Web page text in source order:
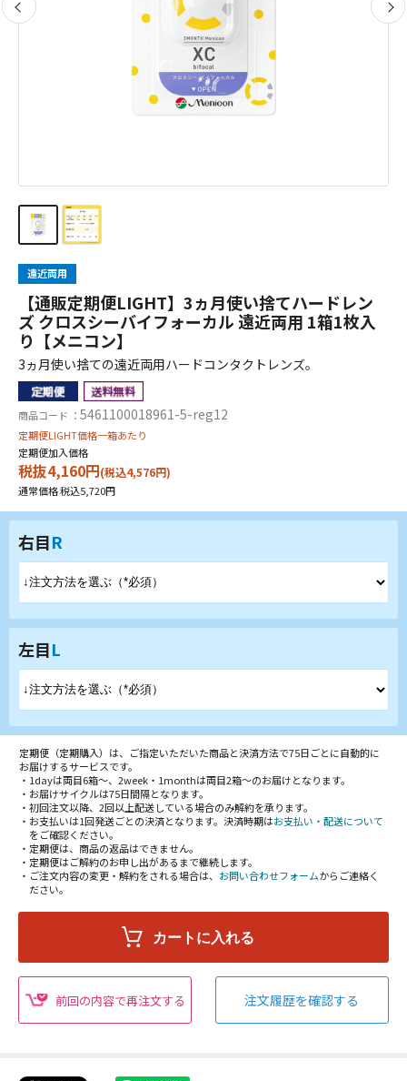
遠近両用
【通販定期便LIGHT】3ヵ月使い捨てハードレン
ズ クロスシーバイフォーカル 遠近両用 1箱1枚入
り【メニコン】
3ヵ月使い捨ての遠近両用ハードコンタクトレンズ。
商品コード ： 5461100018961-5-reg12
定期便LIGHT価格一箱あたり
定期便加入価格
税抜4,160円(税込4,576円)
通常価格 税込5,720円
右目R
左目L
定期便（定期購入）は、ご指定いただいた商品と決済方法で75日ごとに自動的に
お届けするサービスです。
・1dayは両目6箱～、2week・1monthは両目2箱～のお届けとなります。
・お届けサイクルは75日間隔となります。
・初回注文以降、2回以上配送している場合のみ解約を承ります。
・お支払いは1回発送ごとの決済となります。決済時期はお支払い・配送について
をご確認ください。
・定期便は、商品の返品はできません。
・定期便はご解約のお申し出があるまで継続します。
・ご注文内容の変更・解約をされる場合は、 お問い合わせフォームからご連絡く
ださい。
前回の内容で再注文する 注文履歴を確認する